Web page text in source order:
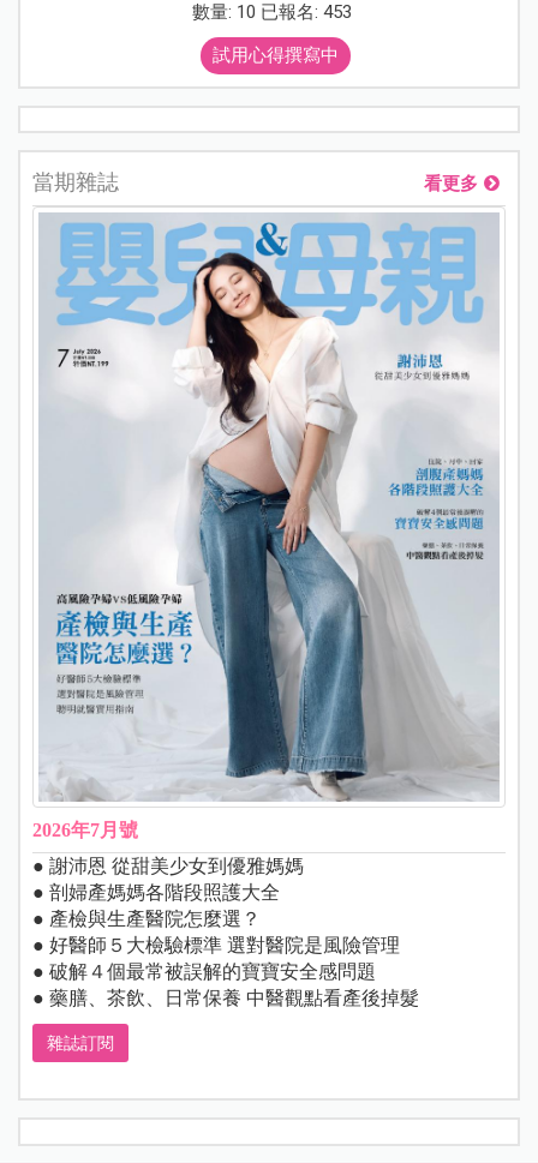
數量: 10 已報名: 453
試用心得撰寫中
當期雜誌 看更多
2026年7月號
● 謝沛恩 從甜美少女到優雅媽媽
● 剖婦產媽媽各階段照護大全
● 產檢與生產醫院怎麼選？
● 好醫師５大檢驗標準 選對醫院是風險管理
● 破解４個最常被誤解的寶寶安全感問題
● 藥膳、茶飲、日常保養 中醫觀點看產後掉髮
雜誌訂閱